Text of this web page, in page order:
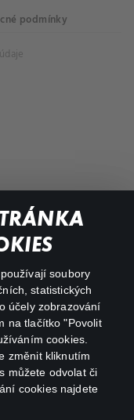
soubory
statistických
účely zobrazování
na tlačítko "Povolit
cookies.
změnit kliknutím
můžete odvolat či
cookies najdete
podmínky